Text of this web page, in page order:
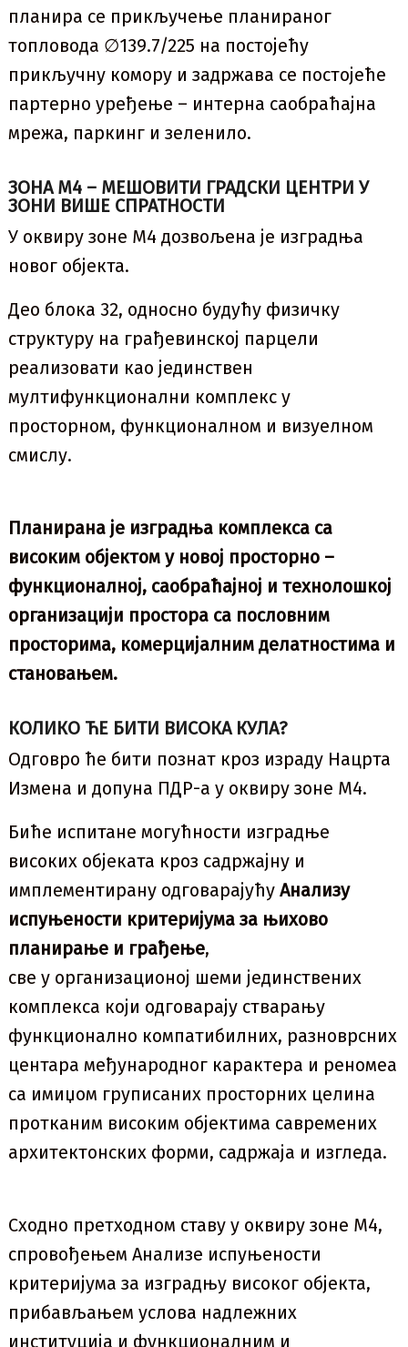
планира се прикључење планираног
топловода ∅139.7/225 на постојећу
прикључну комору и задржава се постојеће
партерно уређење – интерна саобраћајна
мрежа, паркинг и зеленило.
ЗОНА М4 – МЕШОВИТИ ГРАДСКИ ЦЕНТРИ У
ЗОНИ ВИШЕ СПРАТНОСТИ
У оквиру зоне М4 дозвољена је изградња
новог објекта.
Део блока 32, односно будућу физичку
структуру на грађевинској парцели
реализовати као јединствен
мултифункционални комплекс у
просторном, функционалном и визуелном
смислу.
Планирана је изградња комплекса са
високим објектом у новој просторно –
функционалној, саобраћајној и технолошкој
организацији простора са пословним
просторима, комерцијалним делатностима и
становањем.
КОЛИКО ЋЕ БИТИ ВИСОКА КУЛА?
Одговро ће бити познат кроз израду Нацрта
Измена и допуна ПДР-а у оквиру зоне М4.
Биће испитане могућности изградње
високих објеката кроз садржајну и
имплементирану одговарајућуАнализу
испуњености критеријума за њихово
планирање и грађење,
све у организационој шеми јединствених
комплекса који одговарају стварању
функционално компатибилних, разноврсних
центара међународног карактера и реномеа
са имиџом груписаних просторних целина
протканим високим објектима савремених
архитектонских форми, садржаја и изгледа.
Сходно претходном ставу у оквиру зоне М4,
спровођењем Анализе испуњености
критеријума за изградњу високог објекта,
прибављањем услова надлежних
институција и функционалним и